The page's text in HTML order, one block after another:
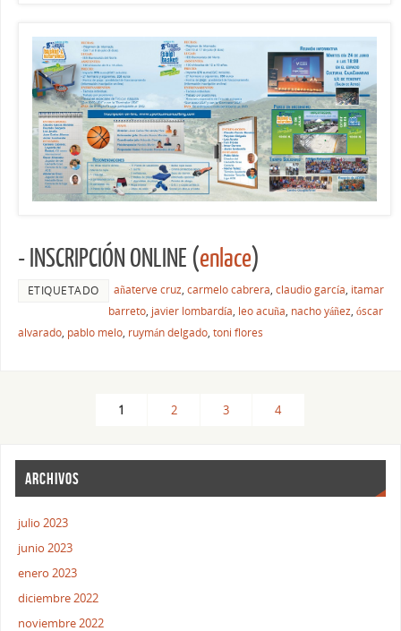
- INSCRIPCIÓN ONLINE (enlace)
ETIQUETADO añaterve cruz, carmelo cabrera, claudio garcía, itamar
barreto, javier lombardía, leo acuña, nacho yáñez, óscar
alvarado, pablo melo, ruymán delgado, toni flores
1 2 3 4
ARCHIVOS
julio 2023
junio 2023
enero 2023
diciembre 2022
noviembre 2022